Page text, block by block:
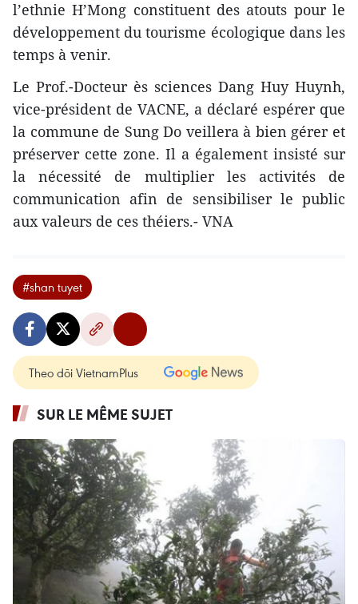
l’ethnie H’Mong constituent des atouts pour le
développement du tourisme écologique dans les
temps à venir.
Le Prof.-Docteur ès sciences Dang Huy Huynh,
vice-président de VACNE, a déclaré espérer que
la commune de Sung Do veillera à bien gérer et
préserver cette zone. Il a également insisté sur
la nécessité de multiplier les activités de
communication afin de sensibiliser le public
aux valeurs de ces théiers.- VNA
#shan tuyet
Theo dõi VietnamPlus
SUR LE MÊME SUJET